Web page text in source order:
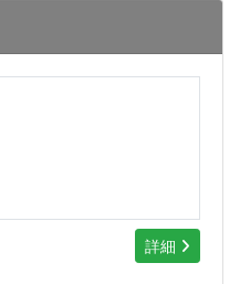
詳細